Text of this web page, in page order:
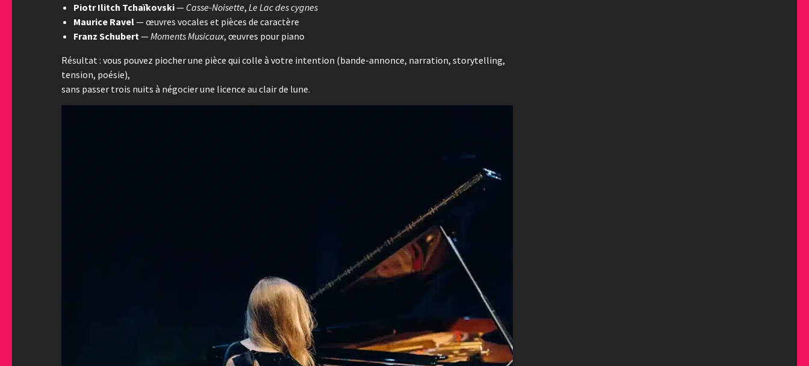
Piotr Ilitch Tchaïkovski— Casse-Noisette, Le Lac des cygnes
Maurice Ravel— œuvres vocales et pièces de caractère
Franz Schubert —Moments Musicaux, œuvres pour piano
Résultat : vous pouvez piocher une pièce qui colle à votre intention (bande-annonce, narration, storytelling,
tension, poésie),
sans passer trois nuits à négocier une licence au clair de lune.